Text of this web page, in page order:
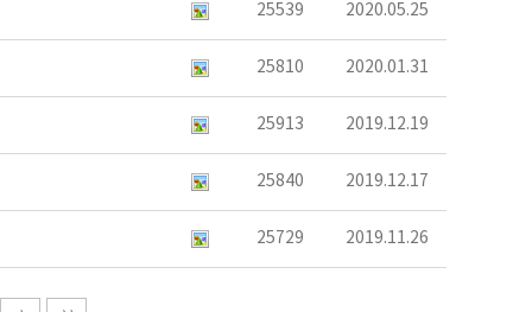
25539 2020.05.25
25810 2020.01.31
25913 2019.12.19
25840 2019.12.17
25729 2019.11.26